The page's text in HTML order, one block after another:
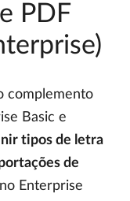
PDF
complemento
Basic e
tipos de letra
de
Enterprise